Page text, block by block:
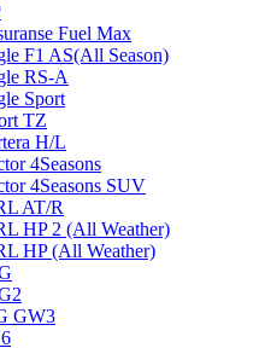
Fuel Max
F1 AS(All Season)
RS-A
Sport
TZ
H/L
4Seasons
4Seasons SUV
AT/R
HP 2 (All Weather)
HP (All Weather)
GW3